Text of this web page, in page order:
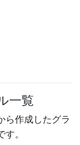
一覧
ら作成したグラ
す。